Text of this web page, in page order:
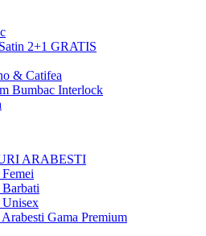
2+1 GRATIS
& Catifea
Bumbac Interlock
ARABESTI
Gama Premium